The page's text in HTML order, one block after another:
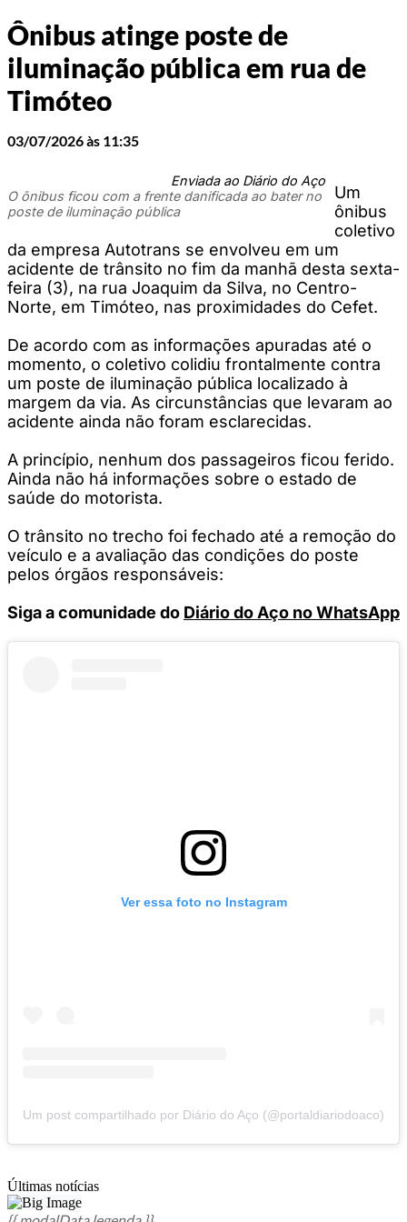
Ônibus atinge poste de
iluminação pública em rua de
Timóteo
03/07/2026 às 11:35
Enviada ao Diário do Aço
O õnibus ficou com a frente danificada ao bater no
poste de iluminação pública
Um
ônibus
coletivo
da empresa Autotrans se envolveu em um
acidente de trânsito no fim da manhã desta sexta-
feira (3), na rua Joaquim da Silva, no Centro-
Norte, em Timóteo, nas proximidades do Cefet.
De acordo com as informações apuradas até o
momento, o coletivo colidiu frontalmente contra
um poste de iluminação pública localizado à
margem da via. As circunstâncias que levaram ao
acidente ainda não foram esclarecidas.
A princípio, nenhum dos passageiros ficou ferido.
Ainda não há informações sobre o estado de
saúde do motorista.
O trânsito no trecho foi fechado até a remoção do
veículo e a avaliação das condições do poste
pelos órgãos responsáveis:
Siga a comunidade do Diário do Aço no WhatsApp
Ver essa foto no Instagram
Um post compartilhado por Diário do Aço (@portaldiariodoaco)
Últimas notícias